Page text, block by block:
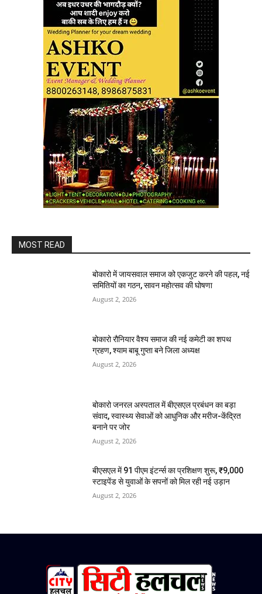
MOST READ
बोकारो में जायसवाल समाज को एकजुट करने की पहल, नई
समितियों का गठन, सावन महोत्सव की घोषणा
August 2, 2026
बोकारो रौनियार वैश्य समाज की नई कमेटी का शपथ
ग्रहण, श्याम बाबू गुप्ता बने जिला अध्यक्ष
August 2, 2026
बोकारो जनरल अस्पताल में बीएसएल प्रबंधन का बड़ा
संवाद, स्वास्थ्य सेवाओं को आधुनिक और मरीज-केंद्रित
बनाने पर जोर
August 2, 2026
बीएसएल में 91 पीएम इंटर्न्स का प्रशिक्षण शुरू, ₹9,000
स्टाइपेंड से युवाओं के सपनों को मिल रही नई उड़ान
August 2, 2026